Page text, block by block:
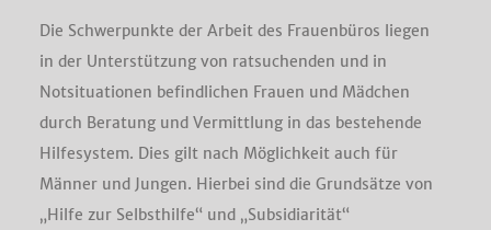
Die Schwerpunkte der Arbeit des Frauenbüros liegen
in der Unterstützung von ratsuchenden und in
Notsituationen befindlichen Frauen und Mädchen
durch Beratung und Vermittlung in das bestehende
Hilfesystem. Dies gilt nach Möglichkeit auch für
Männer und Jungen. Hierbei sind die Grundsätze von
„Hilfe zur Selbsthilfe“ und „Subsidiarität“